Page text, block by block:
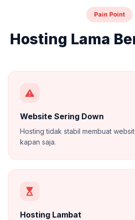
Pain Point
Hosting Lama
Website Sering Down
Hosting tidak stabil membuat
kapan saja.
Hosting Lambat